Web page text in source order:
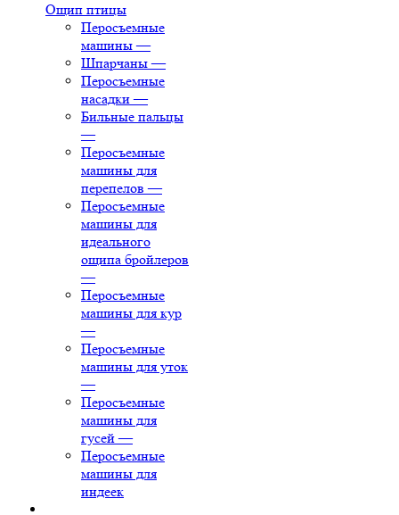
Ощип птицы
Перосъемные
машины —
Шпарчаны —
Перосъемные
насадки —
Бильные пальцы
—
Перосъемные
машины для
перепелов —
Перосъемные
машины для
идеального
ощипа бройлеров
—
Перосъемные
машины для кур
—
Перосъемные
машины для уток
—
Перосъемные
машины для
гусей —
Перосъемные
машины для
индеек